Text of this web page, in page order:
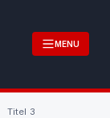
MENU
Titel 3